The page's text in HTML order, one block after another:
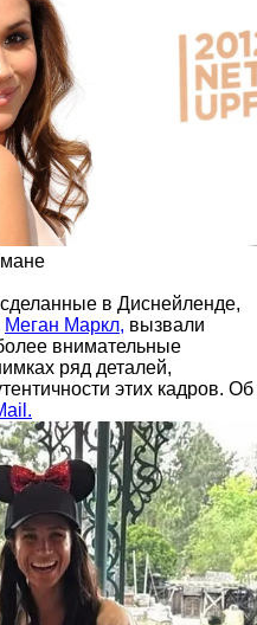
в Диснейленде,
Меган Маркл, вызвали
внимательные
ряд деталей,
этих кадров. Об